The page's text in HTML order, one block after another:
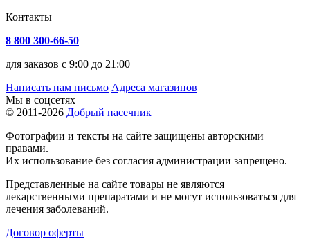
Контакты
8 800 300-66-50
для заказов с 9:00 до 21:00
Написать нам письмо Адреса магазинов
Мы в соцсетях
© 2011-2026 Добрый пасечник
Фотографии и тексты на сайте защищены авторскими
правами.
Их использование без согласия администрации запрещено.
Представленные на сайте товары не являются
лекарственными препаратами и не могут использоваться для
лечения заболеваний.
Договор оферты